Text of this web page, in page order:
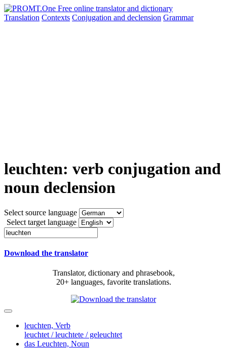
Translation Contexts Conjugation and declension Grammar
leuchten: verb conjugation and
noun declension
Select source language
Select target language
Download the translator
Translator, dictionary and phrasebook,
20+ languages, favorite translations.
leuchten, Verb
leuchtet / leuchtete / geleuchtet
das Leuchten, Noun